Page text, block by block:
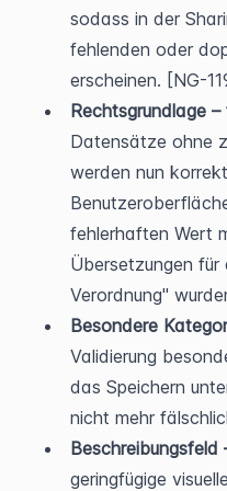
sodass in der
fehlenden oder
erscheinen. [NG-
Rechtsgrundlage
Datensätze ohne
werden nun
fehlerhaften Wert
Übersetzungen für
Verordnung"
Besondere
Validierung
das Speichern
nicht mehr
Beschreibungsfeld
geringfügige